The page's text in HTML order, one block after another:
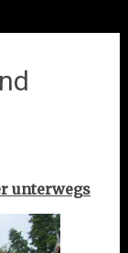
unterwegs